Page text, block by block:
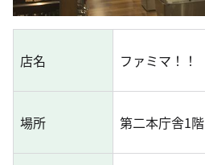
店名 ファミマ！！
場所 第二本庁舎1階